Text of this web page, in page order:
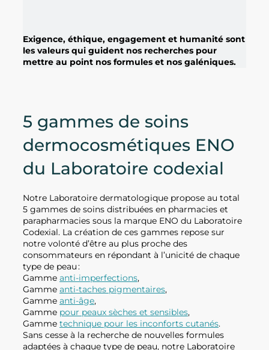
Exigence, éthique, engagement et humanité sont
les valeurs qui guident nos recherches pour
mettre au point nos formules et nos galéniques.
5 gammes de soins
dermocosmétiques ENO
du Laboratoire codexial
Notre Laboratoire dermatologique propose au total
5 gammes de soins distribuées en pharmacies et
parapharmacies sous la marque ENO du Laboratoire
Codexial. La création de ces gammes repose sur
notre volonté d’être au plus proche des
consommateurs en répondant à l’unicité de chaque
type de peau :
Gamme anti-imperfections,
Gamme anti-taches pigmentaires,
Gamme anti-âge,
Gamme pour peaux sèches et sensibles,
Gamme technique pour les inconforts cutanés.
Sans cesse à la recherche de nouvelles formules
adaptées à chaque type de peau, notre Laboratoire